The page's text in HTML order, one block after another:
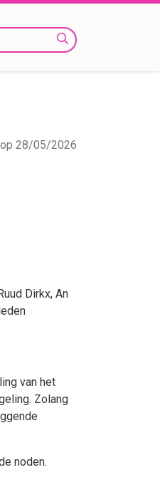
28/05/2026
Dirkx, An
van het
Zolang
noden.